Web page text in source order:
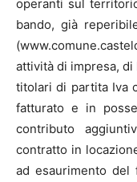
operanti sul
bando, già
attività di impresa,
titolari di partita Iva
fatturato e in
contributo
contratto in
ad esaurimento del